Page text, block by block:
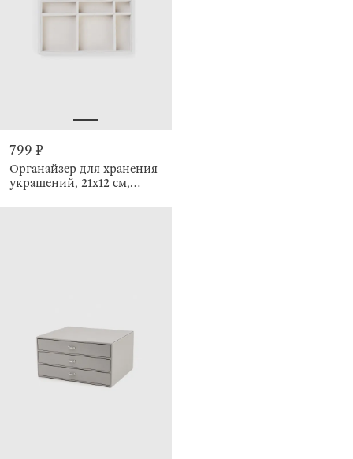
799 ₽
Органайзер для хранения
украшений, 21х12 см,